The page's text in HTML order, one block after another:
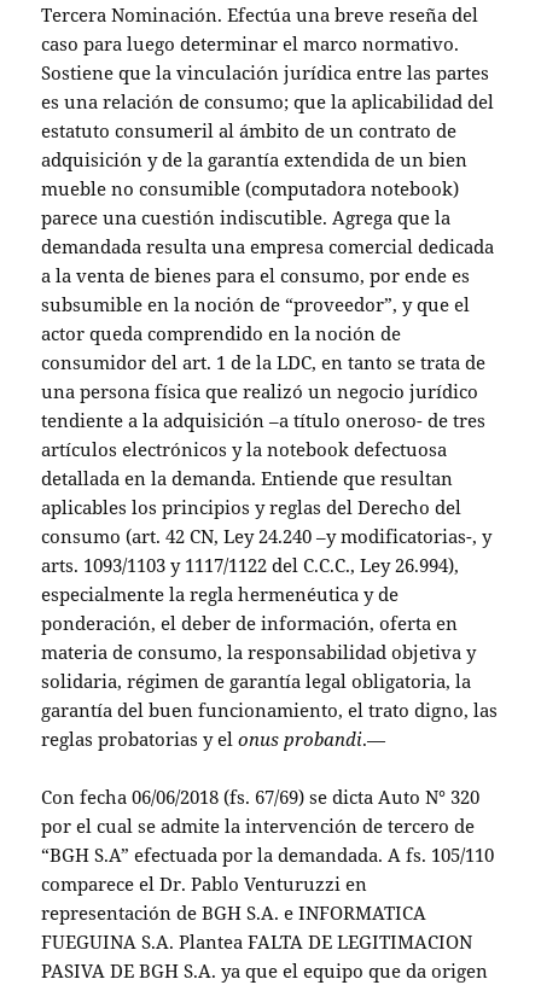
Tercera Nominación. Efectúa una breve reseña del
caso para luego determinar el marco normativo.
Sostiene que la vinculación jurídica entre las partes
es una relación de consumo; que la aplicabilidad del
estatuto consumeril al ámbito de un contrato de
adquisición y de la garantía extendida de un bien
mueble no consumible (computadora notebook)
parece una cuestión indiscutible. Agrega que la
demandada resulta una empresa comercial dedicada
a la venta de bienes para el consumo, por ende es
subsumible en la noción de “proveedor”, y que el
actor queda comprendido en la noción de
consumidor del art. 1 de la LDC, en tanto se trata de
una persona física que realizó un negocio jurídico
tendiente a la adquisición –a título oneroso- de tres
artículos electrónicos y la notebook defectuosa
detallada en la demanda. Entiende que resultan
aplicables los principios y reglas del Derecho del
consumo (art. 42 CN, Ley 24.240 –y modificatorias-, y
arts. 1093/1103 y 1117/1122 del C.C.C., Ley 26.994),
especialmente la regla hermenéutica y de
ponderación, el deber de información, oferta en
materia de consumo, la responsabilidad objetiva y
solidaria, régimen de garantía legal obligatoria, la
garantía del buen funcionamiento, el trato digno, las
reglas probatorias y elonus probandi.—
Con fecha 06/06/2018 (fs. 67/69) se dicta Auto N° 320
por el cual se admite la intervención de tercero de
“BGH S.A” efectuada por la demandada. A fs. 105/110
comparece el Dr. Pablo Venturuzzi en
representación de BGH S.A. e INFORMATICA
FUEGUINA S.A. Plantea FALTA DE LEGITIMACION
PASIVA DE BGH S.A. ya que el equipo que da origen